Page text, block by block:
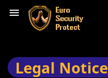

Legal Notice